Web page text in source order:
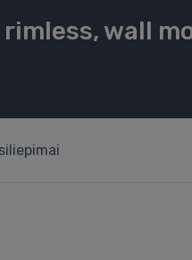
wall